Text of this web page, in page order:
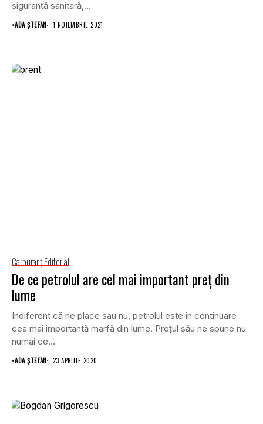
siguranţă sanitară,...
•ADA ȘTEFAN 1 NOIEMBRIE 2021
CarburanţiEditorial
De ce petrolul are cel mai important preţ din
lume
Indiferent că ne place sau nu, petrolul este în continuare
cea mai importantă marfă din lume. Preţul său ne spune nu
numai ce...
•ADA ȘTEFAN 23 APRILIE 2020